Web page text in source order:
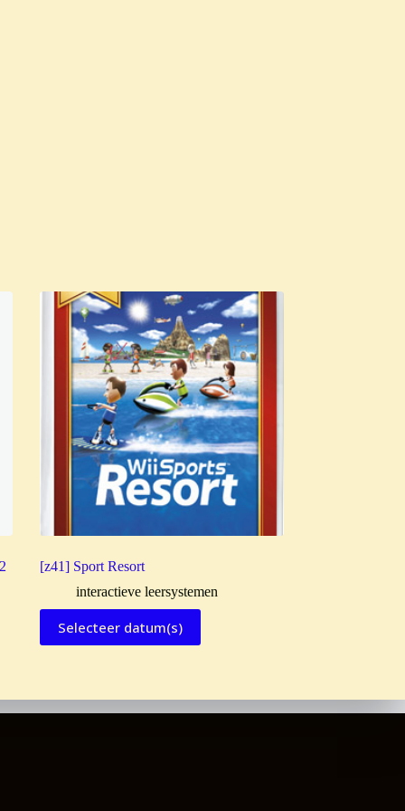
[z41] Sport Resort
interactieve leersystemen
Selecteer datum(s)